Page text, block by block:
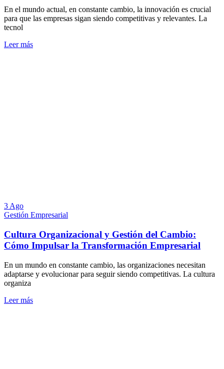
En el mundo actual, en constante cambio, la innovación es crucial
para que las empresas sigan siendo competitivas y relevantes. La
tecnol
Leer más
3 Ago
Gestión Empresarial
Cultura Organizacional y Gestión del Cambio:
Cómo Impulsar la Transformación Empresarial
En un mundo en constante cambio, las organizaciones necesitan
adaptarse y evolucionar para seguir siendo competitivas. La cultura
organiza
Leer más